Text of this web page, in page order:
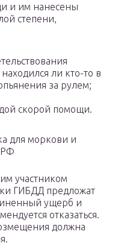
и им нанесены
степени,
ли кто-то в
за рулем;
скорой помощи.
для моркови и
РФ
участником
ГИБДД предложат
ущерб и
отказаться.
должна